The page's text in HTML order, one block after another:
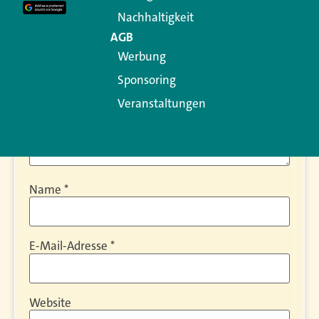
Kommentar
Name *
E-Mail-Adresse *
Website
Nachhaltigkeit
AGB
Werbung
Sponsoring
Veranstaltungen